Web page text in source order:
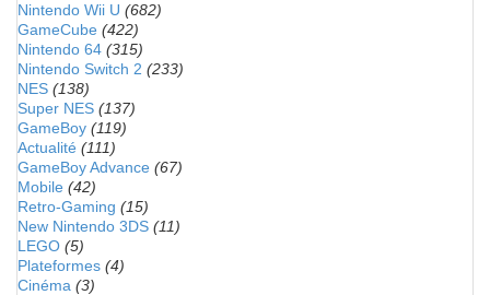
Nintendo Wii U (682)
GameCube (422)
Nintendo 64 (315)
Nintendo Switch 2 (233)
NES (138)
Super NES (137)
GameBoy (119)
Actualité (111)
GameBoy Advance (67)
Mobile (42)
Retro-Gaming (15)
New Nintendo 3DS (11)
LEGO (5)
Plateformes (4)
Cinéma (3)